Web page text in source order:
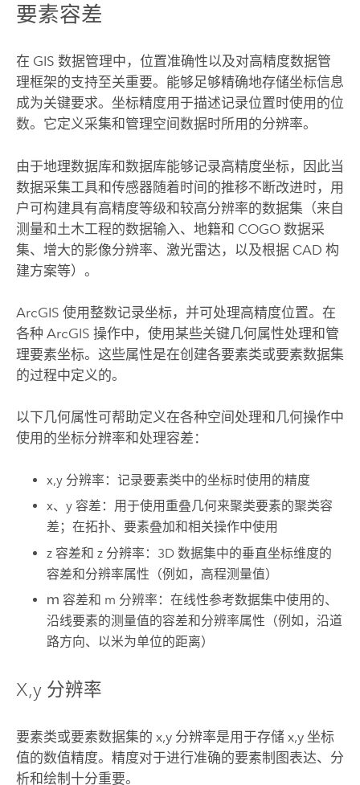
要素容差
在 GIS 数据管理中，位置准确性以及对高精度数据管
理框架的支持至关重要。能够足够精确地存储坐标信息
成为关键要求。坐标精度用于描述记录位置时使用的位
数。它定义采集和管理空间数据时所用的分辨率。
由于地理数据库和数据库能够记录高精度坐标，因此当
数据采集工具和传感器随着时间的推移不断改进时，用
户可构建具有高精度等级和较高分辨率的数据集（来自
测量和土木工程的数据输入、地籍和 COGO 数据采
集、增大的影像分辨率、激光雷达，以及根据 CAD 构
建方案等）。
ArcGIS 使用整数记录坐标，并可处理高精度位置。在
各种 ArcGIS 操作中，使用某些关键几何属性处理和管
理要素坐标。这些属性是在创建各要素类或要素数据集
的过程中定义的。
以下几何属性可帮助定义在各种空间处理和几何操作中
使用的坐标分辨率和处理容差：
x,y 分辨率：记录要素类中的坐标时使用的精度
x、y 容差：用于使用重叠几何来聚类要素的聚类容
差；在拓扑、要素叠加和相关操作中使用
z 容差和 z 分辨率：3D 数据集中的垂直坐标维度的
容差和分辨率属性（例如，高程测量值）
ｍ 容差和 m 分辨率：在线性参考数据集中使用的、
沿线要素的测量值的容差和分辨率属性（例如，沿道
路方向、以米为单位的距离）
X,y 分辨率
要素类或要素数据集的 x,y 分辨率是用于存储 x,y 坐标
值的数值精度。精度对于进行准确的要素制图表达、分
析和绘制十分重要。